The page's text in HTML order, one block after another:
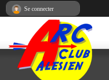
Se connecter
Panneau de gestion des cookies